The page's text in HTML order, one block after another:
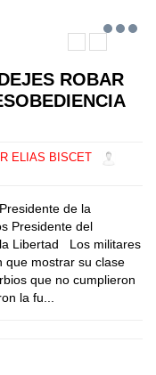
ROBAR
ELIAS BISCET
de la
Presidente del
Libertad Los militares
que mostrar su clase
que no cumplieron
la fu...